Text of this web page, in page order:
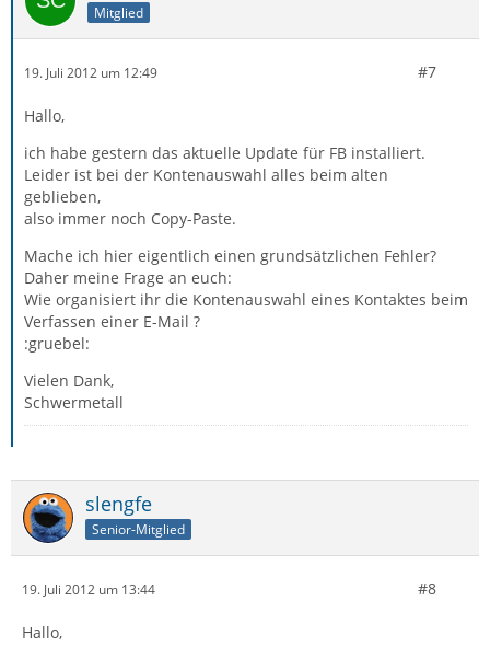
Mitglied
19. Juli 2012 um 12:49 #7
Hallo,
ich habe gestern das aktuelle Update für FB installiert.
Leider ist bei der Kontenauswahl alles beim alten
geblieben,
also immer noch Copy-Paste.
Mache ich hier eigentlich einen grundsätzlichen Fehler?
Daher meine Frage an euch:
Wie organisiert ihr die Kontenauswahl eines Kontaktes beim
Verfassen einer E-Mail ?
:gruebel:
Vielen Dank,
Schwermetall
slengfe
Senior-Mitglied
19. Juli 2012 um 13:44 #8
Hallo,